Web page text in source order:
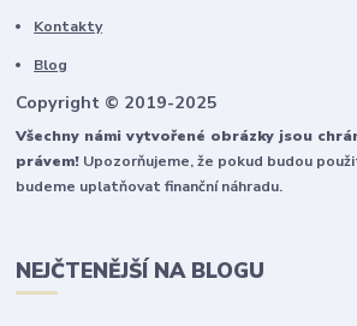
Kontakty
Blog
Copyright © 2019-2025
Všechny námi vytvořené obrázky jsou
právem! Upozorňujeme, že pokud budou
budeme uplatňovat finanční náhradu.
NEJČTENĚJŠÍ NA BLOGU